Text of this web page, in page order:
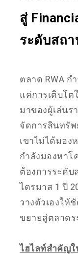
สู่
ระดับสถ
ตลาด RWA ก
แค่การเติบโต
มาของผู้เล่นร
จัดการสินทรั
เขาไม่ได้มอง
กำลังมองหาโ
ต้องการระดับ
ไตรมาส 1 ปี
วางตัวเองให้
ขยายสู่ตลาด
ไฮไลท์สำคัญใ